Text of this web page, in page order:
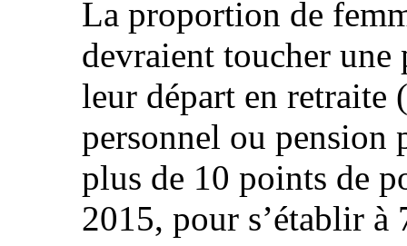
La proportion de
devraient toucher une
leur départ en retraite
personnel ou pension
plus de 10 points de
2015, pour s’établir à